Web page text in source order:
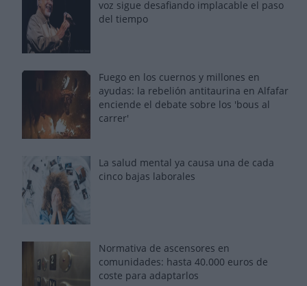
voz sigue desafiando implacable el paso
del tiempo
Fuego en los cuernos y millones en
ayudas: la rebelión antitaurina en Alfafar
enciende el debate sobre los 'bous al
carrer'
La salud mental ya causa una de cada
cinco bajas laborales
Normativa de ascensores en
comunidades: hasta 40.000 euros de
coste para adaptarlos